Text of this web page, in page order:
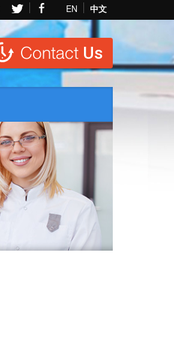
EN 中文
Contact Us